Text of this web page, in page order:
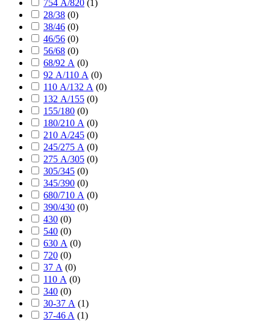
754 А/820 (1 )
28/38 (0)
38/46 (0)
46/56 (0)
56/68 (0)
68/92 А (0)
92 А/110 А (0)
110 А/132 А (0)
132 А/155 (0)
155/180 (0)
180/210 А (0)
210 А/245 (0)
245/275 А (0)
275 А/305 (0)
305/345 (0)
345/390 (0)
680/710 А (0)
390/430 (0)
430 (0)
540 (0)
630 А (0)
720 (0)
37 А (0)
110 А (0)
340 (0)
30-37 А (1)
37-46 A (1)